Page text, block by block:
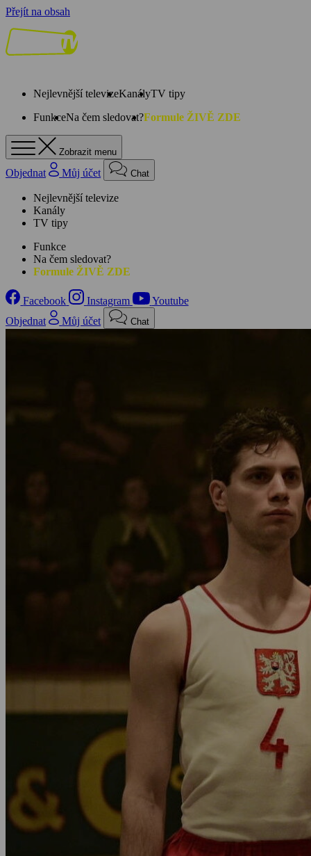
Přejít na obsah
Nejlevnější televizeKanályTV tipy
FunkceNa čem sledovat?Formule ŽIVĚ ZDE
Zobrazit menu
Objednat Můj účet Chat
Nejlevnější televize
Kanály
TV tipy
Funkce
Na čem sledovat?
Formule ŽIVĚ ZDE
Facebook Instagram
Youtube
Objednat
Můj účet Chat